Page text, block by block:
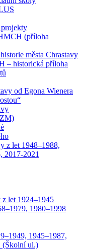
(příloha
města Chrastavy
– historická příloha
od Egona Wienera
z let 1948–1988,
2017-2021
let 1924–1945
1980–1998
1945–1987,
(Školní ul.)